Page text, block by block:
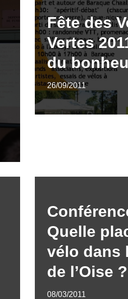
Fête des
Vertes
du
26/09/2011
Quelle
vélo dans
de l’Oise ?
08/03/2011